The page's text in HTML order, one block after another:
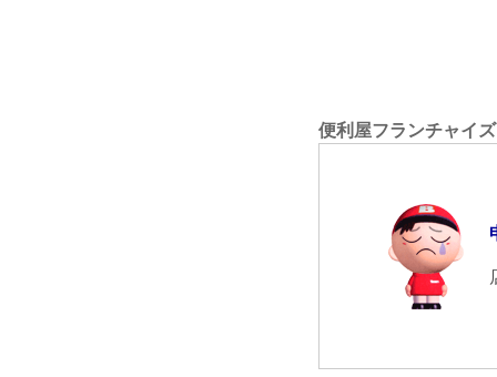
便利屋フランチャイ